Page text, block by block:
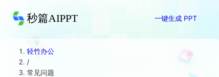
秒篇AIPPT 一键生成 PPT
轻竹办公
/
常见问题